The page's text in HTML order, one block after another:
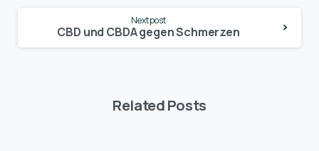
Next post
CBD und CBDA gegen Schmerzen
Related Posts